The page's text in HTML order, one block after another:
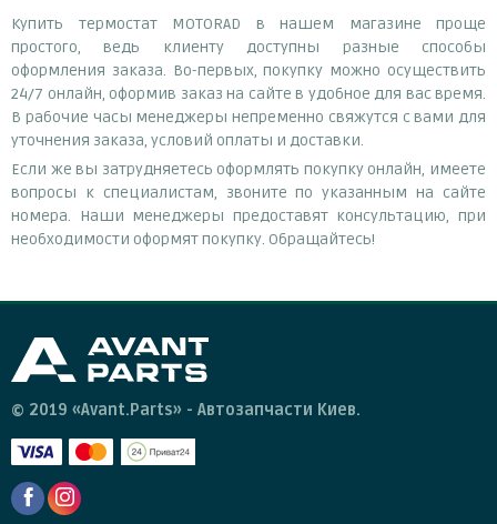
Купить термостат MOTORAD в нашем магазине проще
простого, ведь клиенту доступны разные способы
оформления заказа. Во-первых, покупку можно осуществить
24/7 онлайн, оформив заказ на сайте в удобное для вас время.
В рабочие часы менеджеры непременно свяжутся с вами для
уточнения заказа, условий оплаты и доставки.
Если же вы затрудняетесь оформлять покупку онлайн, имеете
вопросы к специалистам, звоните по указанным на сайте
номера. Наши менеджеры предоставят консультацию, при
необходимости оформят покупку. Обращайтесь!
© 2019 «Avant.Parts» - Автозапчасти Киев.